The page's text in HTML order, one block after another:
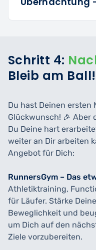
Schritt 4:
Bleib am Ball!
Du hast Deinen ersten
Glückwunsch! 🎉 Aber
Du Deine hart
weiter an Dir arbeiten
Angebot für Dich:
RunnersGym – Das
Athletiktraining,
für Läufer. Stärke
Beweglichkeit und
um Dich auf den
Ziele vorzubereiten.